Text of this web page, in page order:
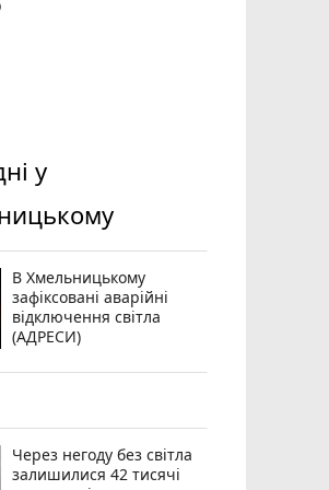
у
В Хмельницькому
зафіксовані аварійні
відключення світла
(АДРЕСИ)
Через негоду без світла
залишилися 42 тисячі